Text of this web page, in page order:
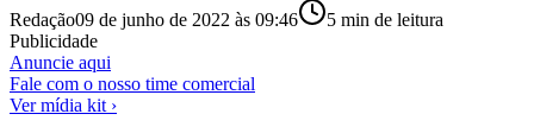
Redação09 de junho de 2022 às 09:46 5 min de leitura
Publicidade
Anuncie aqui
Fale com o nosso time comercial
Ver mídia kit ›